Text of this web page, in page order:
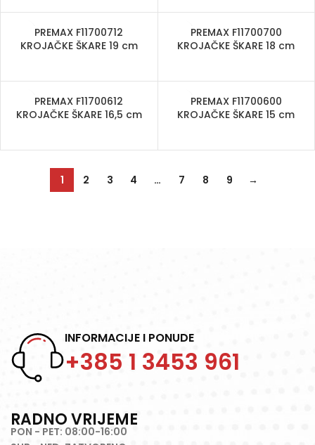
PREMAX F11700712
KROJAČKE ŠKARE 19 cm
PREMAX F11700700
KROJAČKE ŠKARE 18 cm
PREMAX F11700612
KROJAČKE ŠKARE 16,5 cm
PREMAX F11700600
KROJAČKE ŠKARE 15 cm
1 2 3 4 … 7 8 9 →
INFORMACIJE I PONUDE
+385 1 3453 961
RADNO VRIJEME
PON - PET: 08:00-16:00